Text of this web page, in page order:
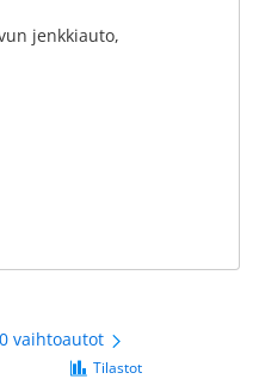
jenkkiauto,
vaihtoautot
Tilastot